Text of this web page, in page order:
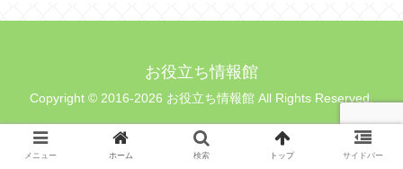
お役立ち情報館
Copyright © 2016-2026 お役立ち情報館 All Rights Reserved.
メニュー ホーム 検索 トップ サイドバー